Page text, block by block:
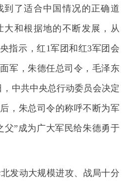
到了适合中国情况的正确道
大和根据地的不断发展，从
指示，红1军团和红3军团会
军，朱德任总司令，毛泽东
中共中央总行动委员会决定
，朱总司令的称呼不断为军
父”成为广大军民给朱德勇于
发动大规模进攻、战局十分